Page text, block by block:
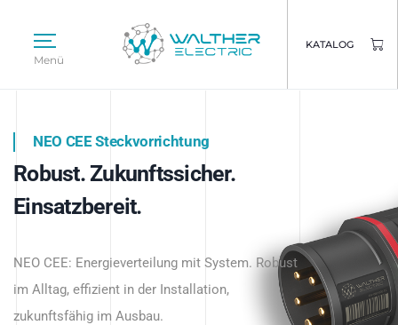
Menü
KATALOG
Intelligente Stromverteilung
beginnt hier.
NEO CEE Steckvorrichtung
Robust. Zukunftssicher.
Einsatzbereit.
NEO CEE: Energieverteilung mit System. Robust
im Alltag, effizient in der Installation,
zukunftsfähig im Ausbau.
Intelligenz trifft Energie.
Anwendungen – robust, IP-geschützt und
zukunftsfähig.